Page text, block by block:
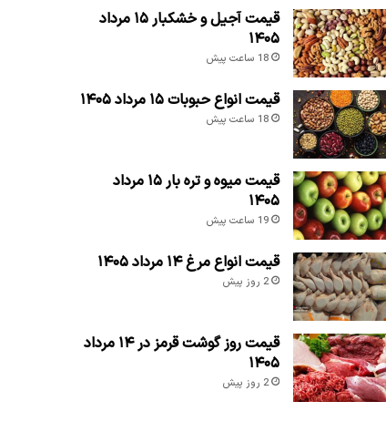
قیمت آجیل و خشکبار ۱۵ مرداد
۱۴۰۵
18 ساعت پیش
قیمت انواع حبوبات ۱۵ مرداد ۱۴۰۵
18 ساعت پیش
قیمت میوه و تره بار ۱۵ مرداد
۱۴۰۵
19 ساعت پیش
قیمت انواع مرغ ۱۴ مرداد ۱۴۰۵
2 روز پیش
قیمت روز گوشت قرمز در ۱۴ مرداد
۱۴۰۵
2 روز پیش